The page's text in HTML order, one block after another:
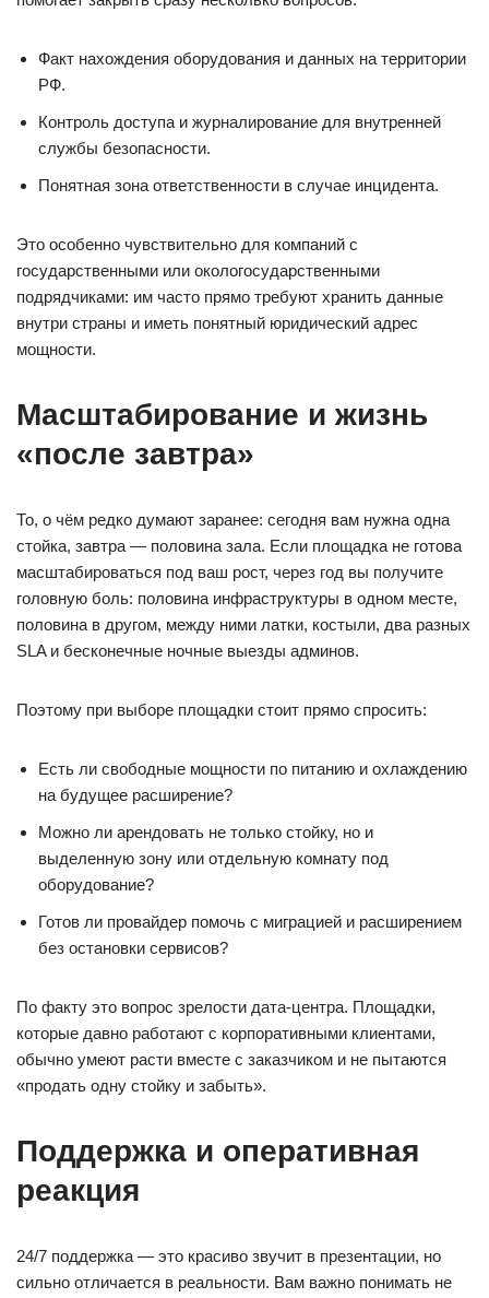
Факт нахождения оборудования и данных на территории
РФ.
Контроль доступа и журналирование для внутренней
службы безопасности.
Понятная зона ответственности в случае инцидента.
Это особенно чувствительно для компаний с
государственными или окологосударственными
подрядчиками: им часто прямо требуют хранить данные
внутри страны и иметь понятный юридический адрес
мощности.
Масштабирование и жизнь
«после завтра»
То, о чём редко думают заранее: сегодня вам нужна одна
стойка, завтра — половина зала. Если площадка не готова
масштабироваться под ваш рост, через год вы получите
головную боль: половина инфраструктуры в одном месте,
половина в другом, между ними латки, костыли, два разных
SLA и бесконечные ночные выезды админов.
Поэтому при выборе площадки стоит прямо спросить:
Есть ли свободные мощности по питанию и охлаждению
на будущее расширение?
Можно ли арендовать не только стойку, но и
выделенную зону или отдельную комнату под
оборудование?
Готов ли провайдер помочь с миграцией и расширением
без остановки сервисов?
По факту это вопрос зрелости дата-центра. Площадки,
которые давно работают с корпоративными клиентами,
обычно умеют расти вместе с заказчиком и не пытаются
«продать одну стойку и забыть».
Поддержка и оперативная
реакция
24/7 поддержка — это красиво звучит в презентации, но
сильно отличается в реальности. Вам важно понимать не